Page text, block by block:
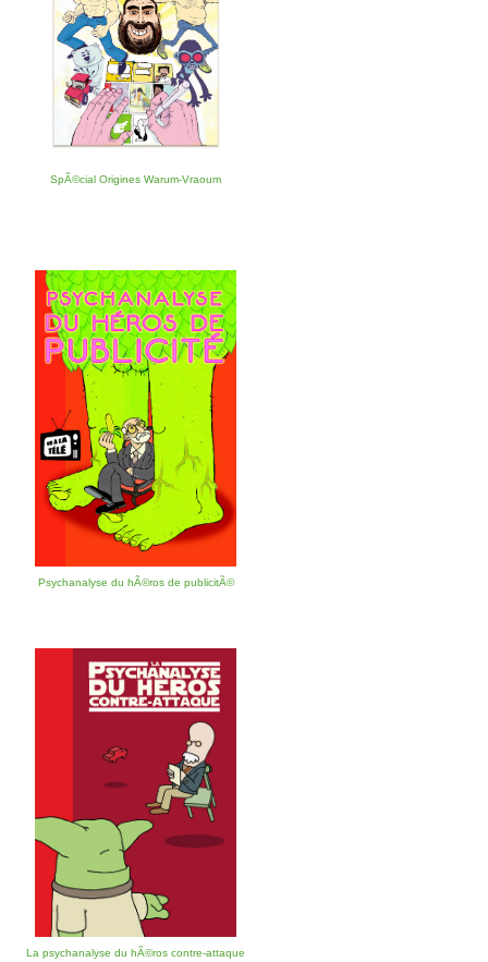
SpÃ©cial Origines Warum-Vraoum
Psychanalyse du hÃ©ros de publicitÃ©
La psychanalyse du hÃ©ros contre-attaque